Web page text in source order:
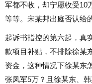
军都不收，却宁愿收受10
等等。宋某邦出庭否认给
起诉书指控的第六起，真
款项目补贴，不排除徐某
资金，这种情况下徐某东
张凤军5万？且徐某东、